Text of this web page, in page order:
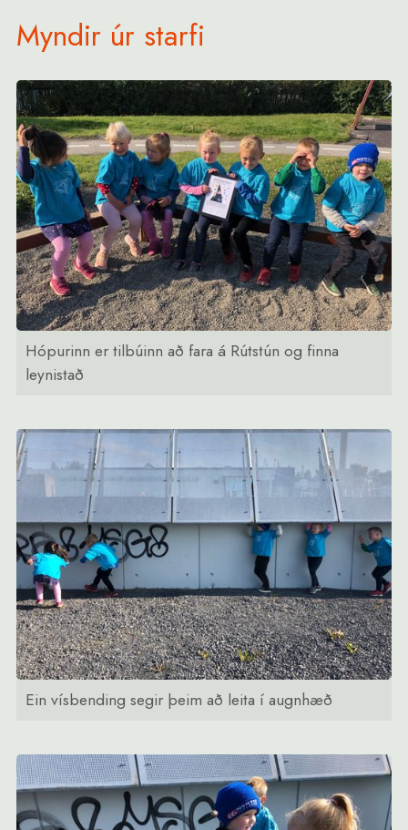
Myndir úr starfi
Hópurinn er tilbúinn að fara á Rútstún og finna
leynistað
Ein vísbending segir þeim að leita í augnhæð